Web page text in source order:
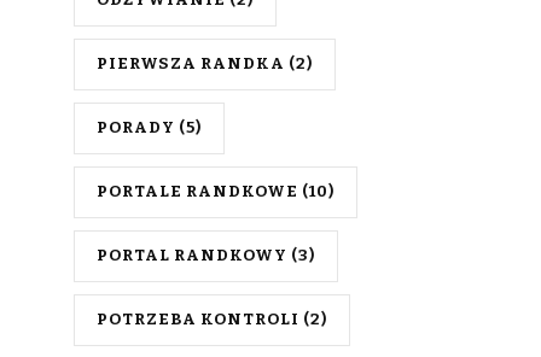
PIERWSZA RANDKA (2)
PORADY (5)
PORTALE RANDKOWE (10)
PORTAL RANDKOWY (3)
POTRZEBA KONTROLI (2)